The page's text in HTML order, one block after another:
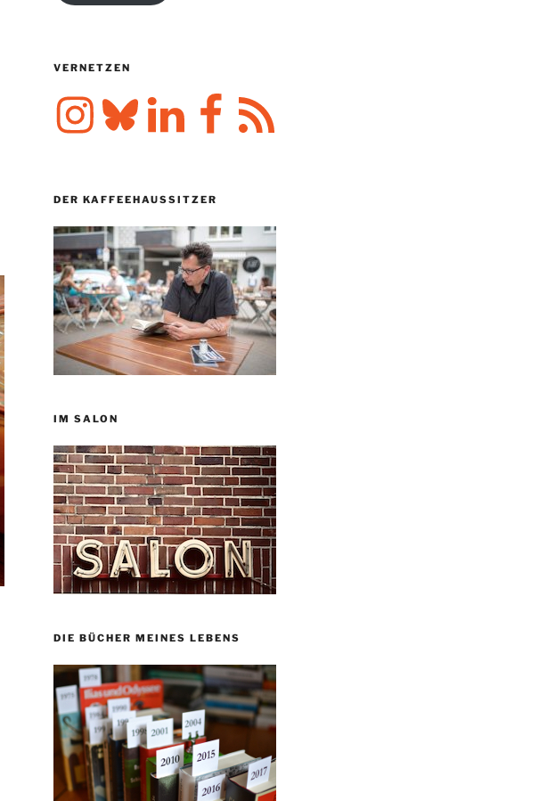
VERNETZEN
InstagramBluesky LinkedIn FacebookRSS-
Feed
DER KAFFEEHAUSSITZER
IM SALON
DIE BÜCHER MEINES LEBENS